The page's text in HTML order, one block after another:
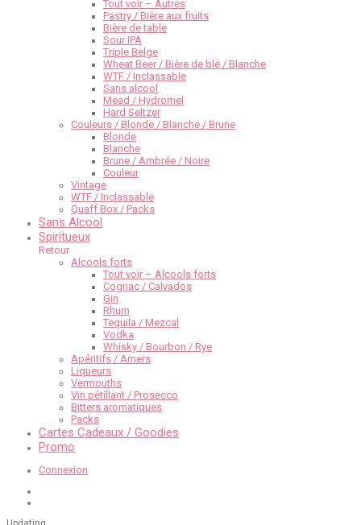
Tout voir – Autres
Pastry / Bière aux fruits
Bière de table
Sour IPA
Triple Belge
Wheat Beer / Bière de blé / Blanche
WTF / Inclassable
Sans alcool
Mead / Hydromel
Hard Seltzer
Couleurs / Blonde / Blanche / Brune
Blonde
Blanche
Brune / Ambrée / Noire
Couleur
Vintage
WTF / Inclassable
Quaff Box / Packs
Sans Alcool
Spiritueux
Retour
Alcools forts
Tout voir – Alcools forts
Cognac / Calvados
Gin
Rhum
Tequila / Mezcal
Vodka
Whisky / Bourbon / Rye
Apéritifs / Amers
Liqueurs
Vermouths
Vin pétillant / Prosecco
Bitters aromatiques
Packs
Cartes Cadeaux / Goodies
Promo
Connexion